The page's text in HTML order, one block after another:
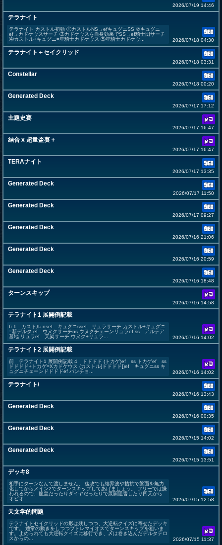
2026/07/19 14:46
テラナイト
テラナイト カストル初動 ①カストルNS→efキュグニSS ②キュグニ
ef→カドケウスサーチ ③カドケウスを自身効果でSS→ef騎士団サーチ
④カストル+キュグニ=星騎士カドケウス ⑤星騎士カドケウ...
2026/07/18 04:30
テラナイト＋セイクリッド
2026/07/18 03:31
Constellar
2026/07/18 00:20
Generated Deck
2026/07/17 17:12
主題史賽
2026/07/17 16:47
結合 x 超量盃賽＋
2026/07/17 16:47
TERAナイト
2026/07/17 13:35
Generated Deck
2026/07/17 11:50
Generated Deck
2026/07/17 09:27
Generated Deck
2026/07/16 21:06
Generated Deck
2026/07/16 20:59
Generated Deck
2026/07/16 18:48
ターンスキップ
2026/07/16 14:58
テラナイト1 展開例記載
6 1 カストル nsef キュグニssef リュラサーチ カストル+キュグニ
=新デルタ ef ウヌクサーチns ウヌクチェーンリュラef ss アルテア
墓地 リュラef 天架サーチ ウヌク+リュラ...
2026/07/16 14:02
テラナイト2 展開例記載
前 テラナイト1 展開例記載 4 ドドドド (トカゲ)ef ss トカゲef ss
ドドドド+トカゲ=Xカドケウス (カストル[ドドドド])ef キュグニss キ
ュグニチェーンドドドドef バンチョ...
2026/07/16 14:02
テラナイト/
2026/07/16 13:43
Generated Deck
2026/07/16 00:35
Generated Deck
2026/07/15 14:02
Generated Deck
2026/07/15 13:51
デッキ8
相手にターンなんて渡しません。 後攻でも結界波や拮抗で盤面を無力
化してからメイン2でターンスキップしてあげましょう。 フリーでは嫌
われるので、龍皇だったりダイヤだったりで展開阻害したり四天から
オピオ...
2026/07/15 12:58
天文学的問題
テラナイトセイクリッドの形は残しつつ、大逆転クイズに寄せたデッキ
です。 通常の動きをしつつプトレマイオスでターンスキップを狙いま
す。止められても大逆転クイズに移行でき、〆は巻き込んだデルタテロ
スからの...
2026/07/15 11:37